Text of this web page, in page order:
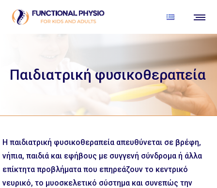
Παιδιατρική φυσικοθεραπεία
Η παιδιατρική φυσικοθεραπεία απευθύνεται σε βρέφη,
νήπια, παιδιά και εφήβους με συγγενή σύνδρομα ή άλλα
επίκτητα προβλήματα που επηρεάζουν το κεντρικό
νευρικό, το μυοσκελετικό σύστημα και συνεπώς την